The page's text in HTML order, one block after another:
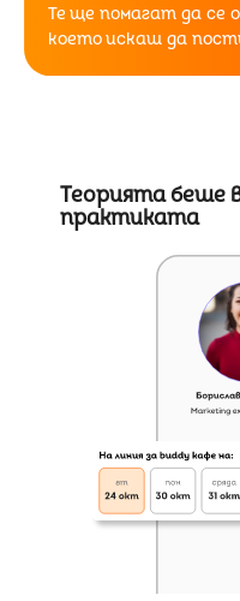
Те ще помагат да се
което искаш да
Теорията беше
практиката